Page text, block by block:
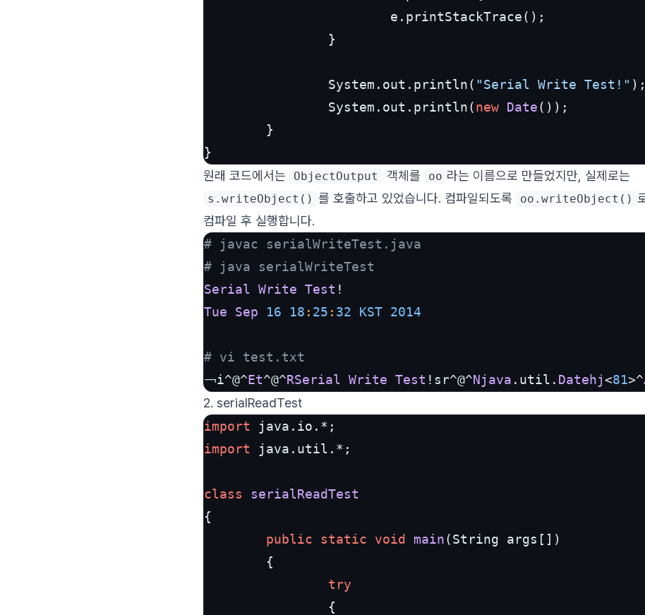
                        e.printStackTrace();
                }
                System.out.println(
"Serial Write Test!" );
                System.out.println(
new Date());
        }
}
원래 코드에서는
ObjectOutput 객체를 oo 라는 이름으로 만들었지만, 실제로는
s.writeObject() 를 호출하고 있었습니다. 컴파일되도록 oo.writeObject()
컴파일 후 실행합니다.
# javac serialWriteTest.java
# java serialWriteTest
Serial
Write Test
Tue
Sep 16 18 : 25 : 32 KST 2014
# vi test.txt
￢i^@^Et^@^RSerial Write Test !sr^@^Njava .util. Datehj<81>^
2. serialReadTest
import
import java.util.*;
class
serialReadTest
{
public
static void main(String args[])
        {
try
                {